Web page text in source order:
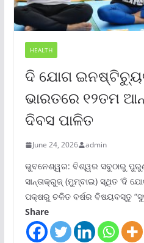
HEALTH
ଦି ଯୋଗ
ଭାରତରେ ୧୨ତମ
ଦିବସ ପାଳିତ
June 24, 2026 admin
ଭୁବନେଶ୍ୱର: ବିଶ୍ୱର ସବୁଠାରୁ
ସାନ୍ତାକ୍ରୁଜ୍ (ମୁମ୍ବାଇ) ସ୍ଥିତ ‘ଦି
ପକ୍ଷରୁ ଚଳିତ ବର୍ଷର ବିଷୟବସ୍ତୁ
Share